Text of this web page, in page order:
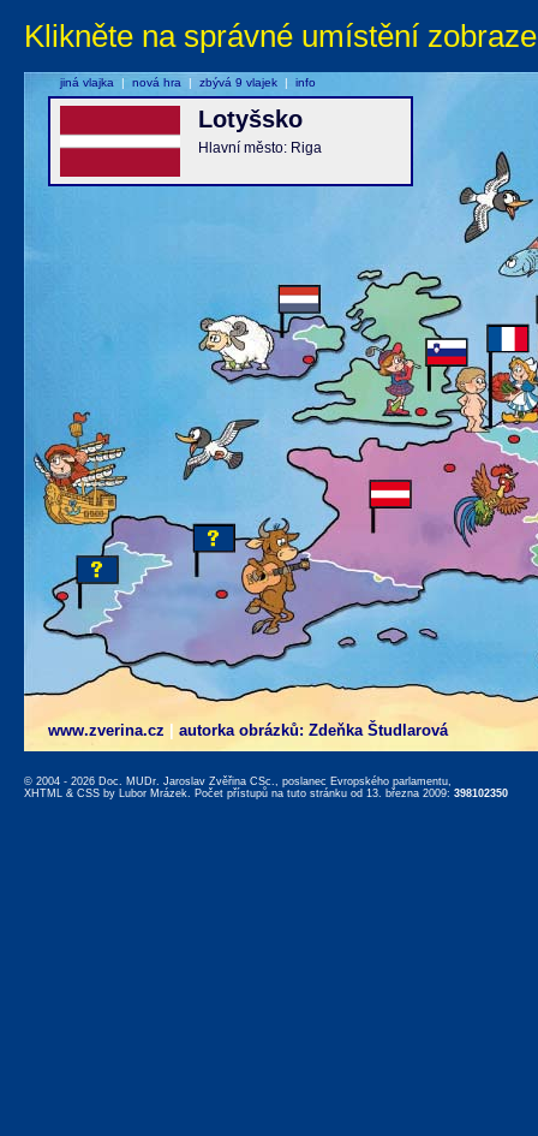
Klikněte na správné umístění
www.zverina.cz autorka obrázků: Zdeňka Študlarová
Lotyšsko
Hlavní město: Riga
jiná vlajka | nová hra | zbývá 9 vlajek | info
© 2004 - 2026 Doc. MUDr. Jaroslav Zvěřina CSc., poslanec Evropského parlamentu,
XHTML & CSS by Lubor Mrázek. Počet přístupů na tuto stránku od 13. března 2009: 398102350